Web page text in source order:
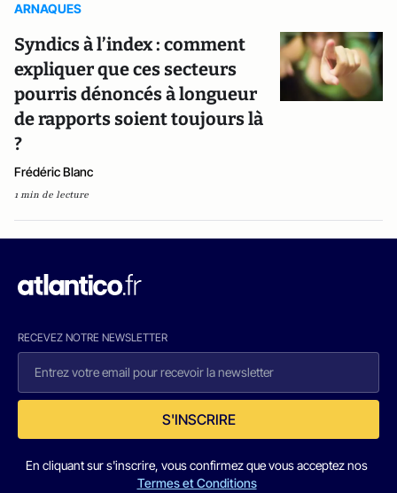
ARNAQUES
Syndics à l’index : comment
expliquer que ces secteurs
pourris dénoncés à longueur
de rapports soient toujours là
?
Frédéric Blanc
1 min de lecture
RECEVEZ NOTRE NEWSLETTER
S'INSCRIRE
En cliquant sur s'inscrire, vous confirmez que vous acceptez nos
Termes et Conditions